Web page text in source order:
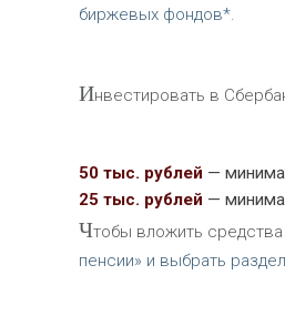
биржевых фондов*.
Инвестировать в
50 тыс. рублей —
25 тыс. рублей —
Чтобы вложить средства
пенсии» и выбрать